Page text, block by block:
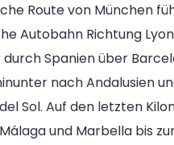
Route von München
Autobahn Richtung
Spanien über
nach Andalusien
Sol. Auf den letzten
und Marbella bis